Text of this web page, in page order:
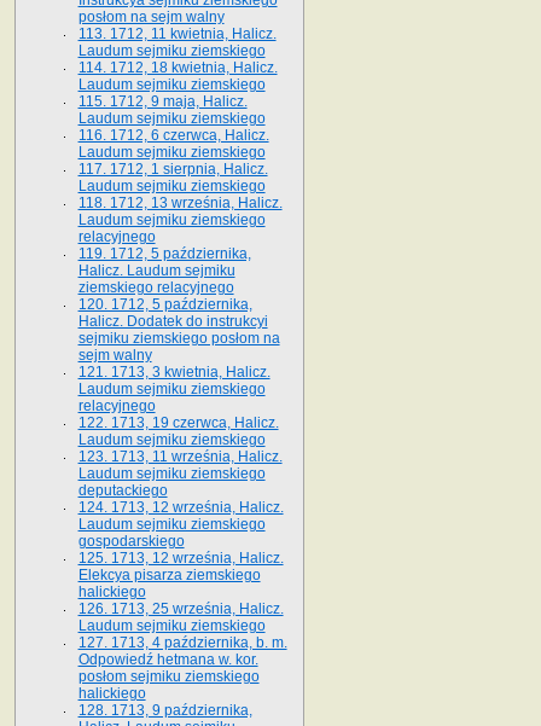
posłom na sejm walny
113. 1712, 11 kwietnia, Halicz.
Laudum sejmiku ziemskiego
114. 1712, 18 kwietnia, Halicz.
Laudum sejmiku ziemskiego
115. 1712, 9 maja, Halicz.
Laudum sejmiku ziemskiego
116. 1712, 6 czerwca, Halicz.
Laudum sejmiku ziemskiego
117. 1712, 1 sierpnia, Halicz.
Laudum sejmiku ziemskiego
118. 1712, 13 września, Halicz.
Laudum sejmiku ziemskiego
relacyjnego
119. 1712, 5 października,
Halicz. Laudum sejmiku
ziemskiego relacyjnego
120. 1712, 5 października,
Halicz. Dodatek do instrukcyi
sejmiku ziemskiego posłom na
sejm walny
121. 1713, 3 kwietnia, Halicz.
Laudum sejmiku ziemskiego
relacyjnego
122. 1713, 19 czerwca, Halicz.
Laudum sejmiku ziemskiego
123. 1713, 11 września, Halicz.
Laudum sejmiku ziemskiego
deputackiego
124. 1713, 12 września, Halicz.
Laudum sejmiku ziemskiego
gospodarskiego
125. 1713, 12 września, Halicz.
Elekcya pisarza ziemskiego
halickiego
126. 1713, 25 września, Halicz.
Laudum sejmiku ziemskiego
127. 1713, 4 października, b. m.
Odpowiedź hetmana w. kor.
posłom sejmiku ziemskiego
halickiego
128. 1713, 9 października,